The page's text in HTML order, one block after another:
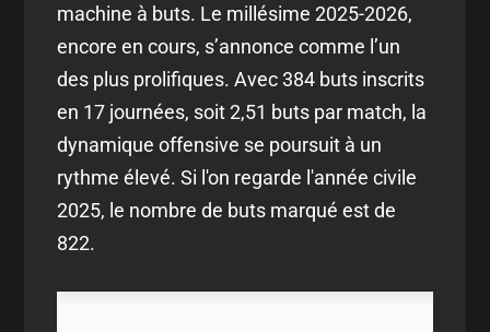
machine à buts. Le millésime 2025-2026,
encore en cours, s’annonce comme l’un
des plus prolifiques. Avec 384 buts inscrits
en 17 journées, soit 2,51 buts par match, la
dynamique offensive se poursuit à un
rythme élevé. Si l'on regarde l'année civile
2025, le nombre de buts marqué est de
822.